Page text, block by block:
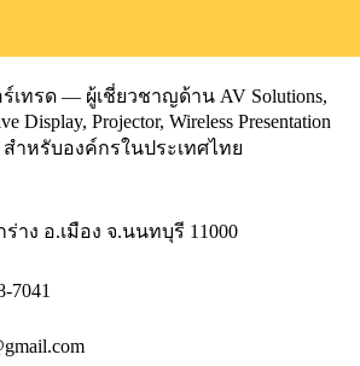
เทรด — ผู้เชี่ยวชาญด้าน AV Solutions,
Display, Projector, Wireless Presentation
สำหรับองค์กรในประเทศไทย
าง อ.เมือง จ.นนทบุรี 11000
7041